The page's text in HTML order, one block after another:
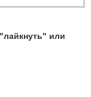
или